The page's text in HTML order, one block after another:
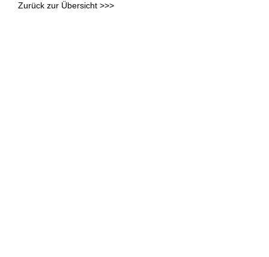
Zurück zur Übersicht >>>